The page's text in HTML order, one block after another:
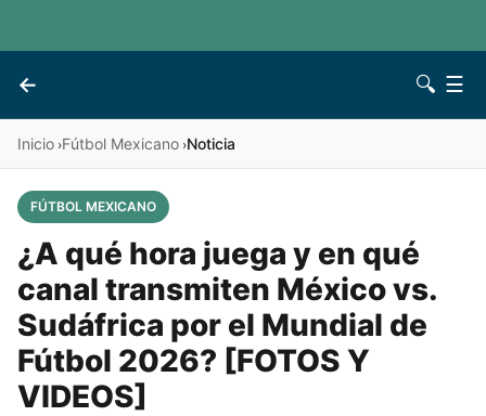
←
Vives 🔍 ☰
Inicio ›Fútbol Mexicano ›Noticia
FÚTBOL MEXICANO
¿A qué hora juega y en qué
canal transmiten México vs.
Sudáfrica por el Mundial de
Fútbol 2026? [FOTOS Y
VIDEOS]